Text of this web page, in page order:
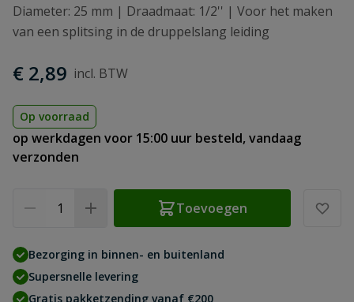
Diameter: 25 mm | Draadmaat: 1/2'' | Voor het maken
van een splitsing in de druppelslang leiding
€ 2,89
Op voorraad
op werkdagen voor 15:00 uur besteld, vandaag
verzonden
Toevoegen
Bezorging in binnen- en buitenland
Supersnelle levering
Gratis pakketzending vanaf €200